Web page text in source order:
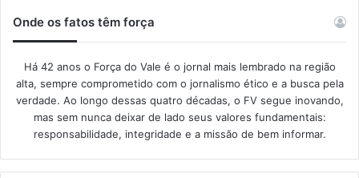
Onde os fatos têm força
Há 42 anos o Força do Vale é o jornal mais lembrado na região
alta, sempre comprometido com o jornalismo ético e a busca pela
verdade. Ao longo dessas quatro décadas, o FV segue inovando,
mas sem nunca deixar de lado seus valores fundamentais:
responsabilidade, integridade e a missão de bem informar.​